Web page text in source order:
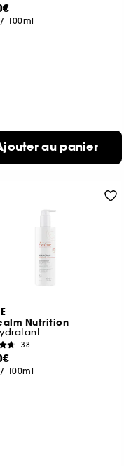
/ 100ml
au panier
Nutrition
38
/ 100ml